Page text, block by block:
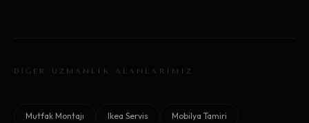
DİĞER UZMANLIK ALANLARIMIZ
Mutfak Montajı Ikea Servis Mobilya Tamiri